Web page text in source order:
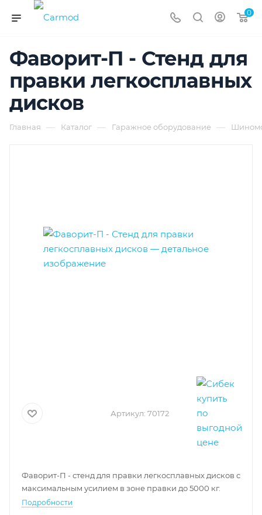
0
Фаворит-П - Стенд для
правки легкосплавных
дисков
Главная — Каталог — Гаражное оборудование —
Артикул: 70172
Фаворит-П - стенд для правки легкосплавных дисков с
максимальным усилием в зоне правки до 5000 кг.
Подробности